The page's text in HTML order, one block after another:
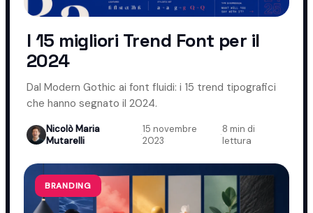
I 15 migliori Trend Font per il
2024
Dal Modern Gothic ai font fluidi: i 15 trend tipografici
che hanno segnato il 2024.
Nicolò Maria
Mutarelli
·15 novembre
2023
·8 min di
lettura
BRANDING